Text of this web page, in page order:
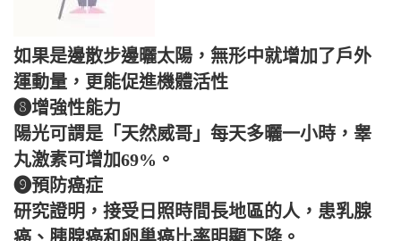
如果是邊散步邊曬太陽，無形中就增加了戶外
運動量，更能促進機體活性
❽增強性能力
陽光可謂是「天然威哥」每天多曬一小時，睾
丸激素可增加69%。
❾預防癌症
研究證明，接受日照時間長地區的人，患乳腺